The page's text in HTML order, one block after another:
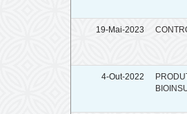
19-Mai-2023
4-Out-2022